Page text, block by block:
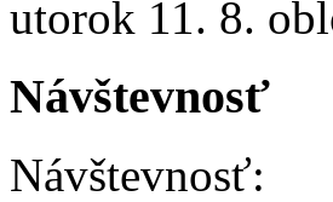
utorok 11. 8.
Návštevnosť
Návštevnosť: